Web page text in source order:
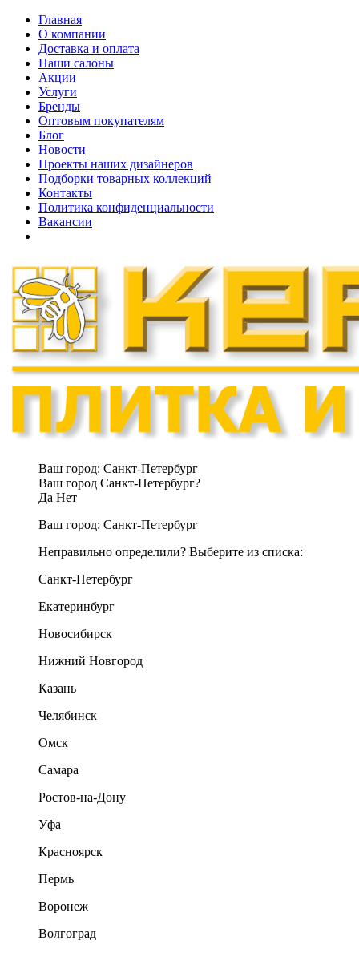
Главная
О компании
Доставка и оплата
Наши cалоны
Акции
Услуги
Бренды
Оптовым покупателям
Блог
Новости
Проекты наших дизайнеров
Подборки товарных коллекций
Контакты
Политика конфиденциальности
Вакансии
Ваш город: Санкт-Петербург
Ваш город Санкт-Петербург?
Да Нет
Ваш город: Санкт-Петербург
Неправильно определили? Выберите из списка:
Санкт-Петербург
Екатеринбург
Новосибирск
Нижний Новгород
Казань
Челябинск
Омск
Самара
Ростов-на-Дону
Уфа
Красноярск
Пермь
Воронеж
Волгоград